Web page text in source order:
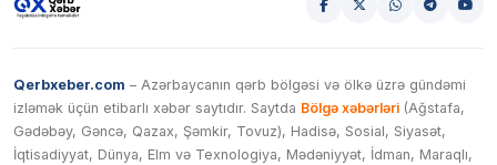
Qerbxeber.com – Azərbaycanın qərb bölgəsi və ölkə üzrə gündəmi
izləmək üçün etibarlı xəbər saytıdır. Saytda Bölgə xəbərləri (Ağstafa,
Gədəbəy, Gəncə, Qazax, Şəmkir, Tovuz), Hadisə, Sosial, Siyasət,
İqtisadiyyat, Dünya, Elm və Texnologiya, Mədəniyyət, İdman, Maraqlı,